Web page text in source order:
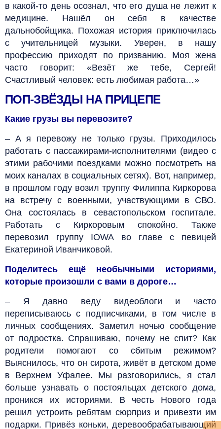
в какой-то день осознал, что его душа не лежит к
медицине. Нашёл он себя в качестве
дальнобойщика. Похожая история приключилась
с учительницей музыки. Уверен, в нашу
профессию приходят по призванию. Моя жена
часто говорит: «Везёт же тебе, Сергей!
Счастливый человек: есть любимая работа…»
ПОП-ЗВЁЗДЫ НА ПРИЦЕПЕ
Какие грузы вы перевозите?
– А я перевожу не только грузы. Приходилось
работать с пассажирами-исполнителями (видео с
этими рабочими поездками можно посмотреть на
моих каналах в социальных сетях). Вот, например,
в прошлом году возил труппу Филиппа Киркорова
на встречу с военными, участвующими в СВО.
Она состоялась в севастопольском госпитале.
Работать с Киркоровым спокойно. Также
перевозил группу IOWA во главе с певицей
Екатериной Иванчиковой.
Поделитесь ещё необычными историями,
которые произошли с вами в дороге…
– Я давно веду видеоблоги и часто
переписываюсь с подписчиками, в том числе в
личных сообщениях. Заметил ночью сообщение
от подростка. Спрашиваю, почему не спит? Как
родители помогают со сбитым режимом?
Выяснилось, что он сирота, живёт в детском доме
в Верхнем Уфалее. Мы разговорились, я стал
больше узнавать о постояльцах детского дома,
проникся их историями. В честь Нового года
решил устроить ребятам сюрприз и привезти им
подарки. Привёз коньки, деревообрабатывающий